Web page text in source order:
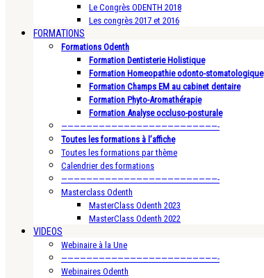
Le Congrès ODENTH 2018
Les congrès 2017 et 2016
FORMATIONS
Formations Odenth
Formation Dentisterie Holistique
Formation Homeopathie odonto-stomatologique
Formation Champs EM au cabinet dentaire
Formation Phyto-Aromathérapie
Formation Analyse occluso-posturale
—————————————————————————-
Toutes les formations à l’affiche
Toutes les formations par thème
Calendrier des formations
—————————————————————————-
Masterclass Odenth
MasterClass Odenth 2023
MasterClass Odenth 2022
VIDEOS
Webinaire à la Une
—————————————————————————-
Webinaires Odenth